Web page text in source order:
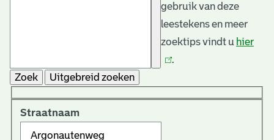
gebruik van deze
leestekens en meer
zoektips vindt u hier
.
Zoek
Uitgebreid zoeken
Straatnaam